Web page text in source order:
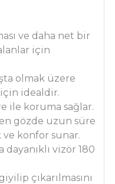
ve daha net bir
için
olmak üzere
için idealdir.
ile koruma sağlar.
gözde uzun süre
ve konfor sunar.
vizör 180
çıkarılmasını